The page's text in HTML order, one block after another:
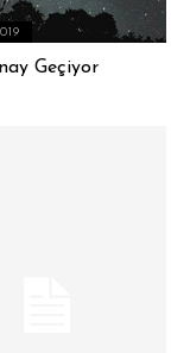
Geçiyor